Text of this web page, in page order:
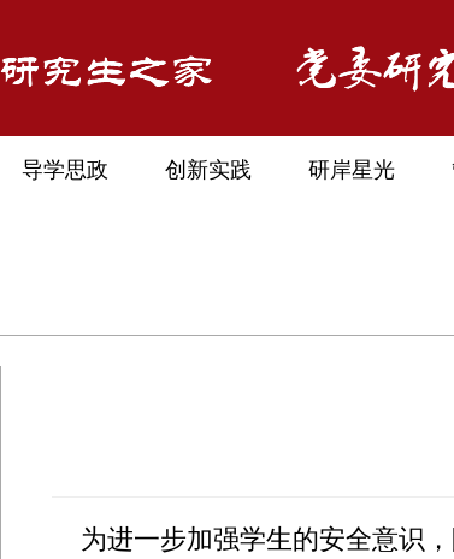
导学思政 创新实践 研岸星光
为进一步加强学生的安全意识